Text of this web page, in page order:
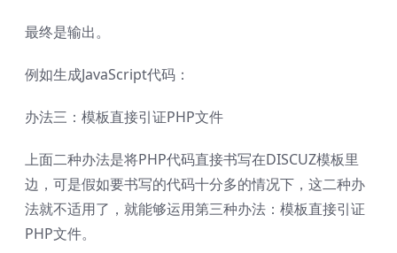
最终是输出。
例如生成JavaScript代码：
办法三：模板直接引证PHP文件
上面二种办法是将PHP代码直接书写在DISCUZ模板里
边，可是假如要书写的代码十分多的情况下，这二种办
法就不适用了，就能够运用第三种办法：模板直接引证
PHP文件。